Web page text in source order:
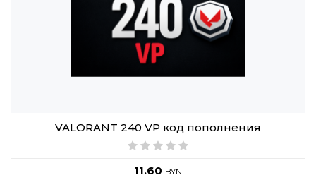
VALORANT 240 VP код пополнения
11.60 BYN